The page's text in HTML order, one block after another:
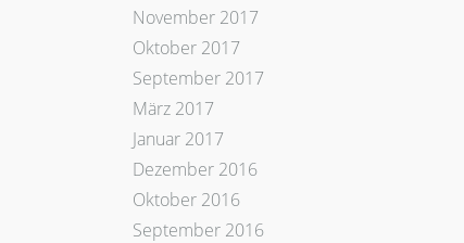
November 2017
Oktober 2017
September 2017
März 2017
Januar 2017
Dezember 2016
Oktober 2016
September 2016